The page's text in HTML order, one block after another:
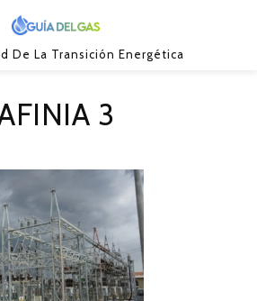
De La Transición Energética
3